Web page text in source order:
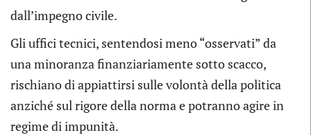
dall’impegno civile.
Gli uffici tecnici, sentendosi meno “osservati” da
una minoranza finanziariamente sotto scacco,
rischiano di appiattirsi sulle volontà della politica
anziché sul rigore della norma e potranno agire in
regime di impunità.